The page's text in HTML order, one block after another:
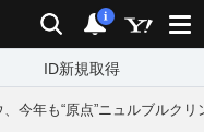
検索 通知
i
ID新規取得
、今年も“原点”ニュルブルク